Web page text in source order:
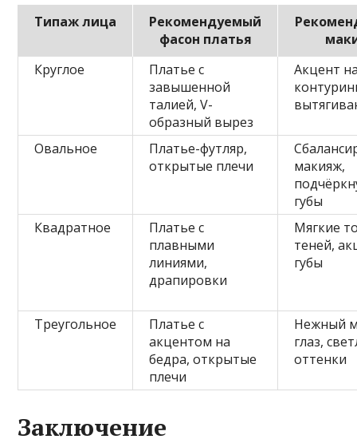
Типаж лица
Рекомендуемый
фасон платья
Круглое
Платье с
завышенной
талией, V-
образный вырез
Акцент
Овальное
Платье-футляр,
открытые плечи
макияж,
губы
Квадратное
Платье с
плавными
линиями,
драпировки
Мягкие
теней,
губы
Треугольное
Платье с
акцентом на
бедра, открытые
плечи
Нежный
глаз,
оттенки
Заключение